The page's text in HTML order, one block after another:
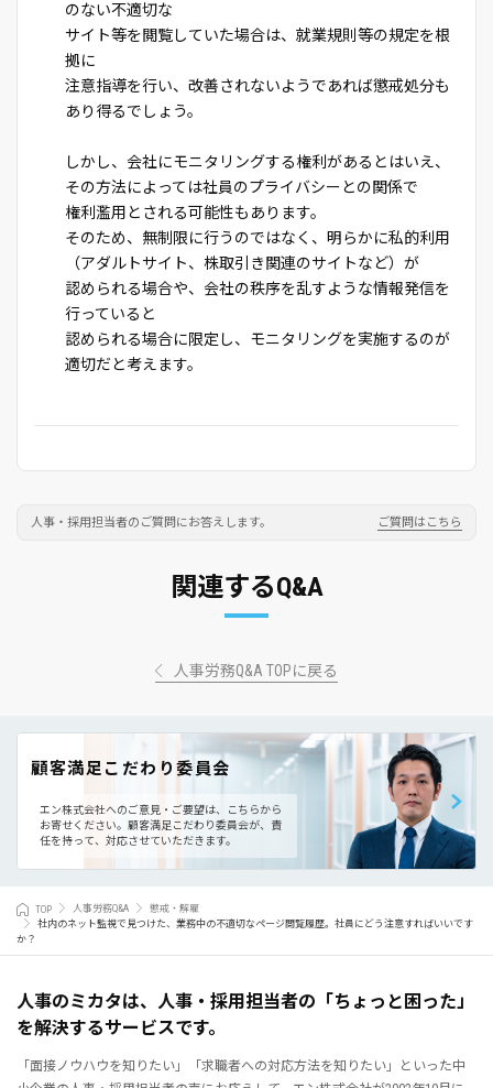
のない不適切な
サイト等を閲覧していた場合は、就業規則等の規定を根
拠に
注意指導を行い、改善されないようであれば懲戒処分も
あり得るでしょう。
しかし、会社にモニタリングする権利があるとはいえ、
その方法によっては社員のプライバシーとの関係で
権利濫用とされる可能性もあります。
そのため、無制限に行うのではなく、明らかに私的利用
（アダルトサイト、株取引き関連のサイトなど）が
認められる場合や、会社の秩序を乱すような情報発信を
行っていると
認められる場合に限定し、モニタリングを実施するのが
適切だと考えます。
人事・採用担当者のご質問にお答えします。 ご質問はこちら
関連するQ&A
人事労務Q&A TOPに戻る
顧客満足こだわり委員会
エン株式会社へのご意見・ご要望は、こちらから
お寄せください。 顧客満足こだわり委員会が、責
任を持って、対応させていただきます。
TOP 人事労務Q&A
懲戒・解雇
社内のネット監視で見つけた、業務中の不適切なページ閲覧履歴。社員にどう注意すればいいです
か？
人事のミカタは、人事・採用担当者の「ちょっと困った」
を解決するサービスです。
「面接ノウハウを知りたい」「求職者への対応方法を知りたい」といった中